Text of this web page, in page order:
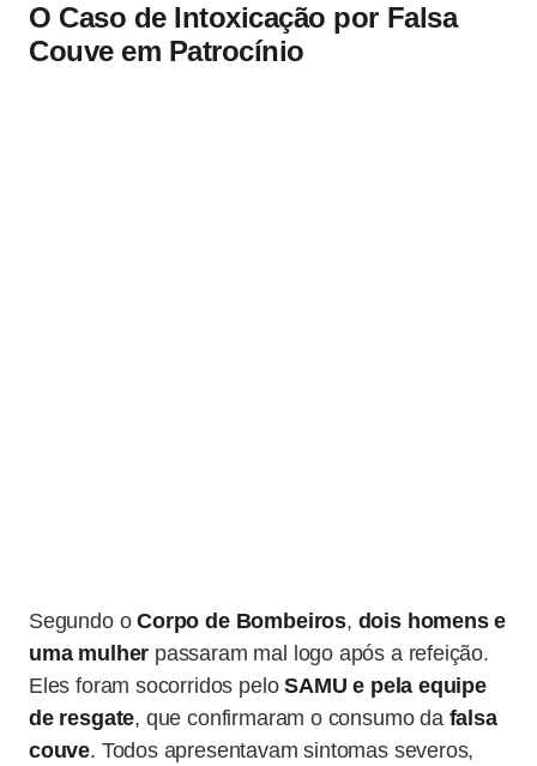
O Caso de Intoxicação por Falsa
Couve em Patrocínio
Segundo oCorpo de Bombeiros, dois homens e
uma mulher passaram mal logo após a refeição.
Eles foram socorridos peloSAMU e pela equipe
de resgate, que confirmaram o consumo da falsa
couve. Todos apresentavam sintomas severos,